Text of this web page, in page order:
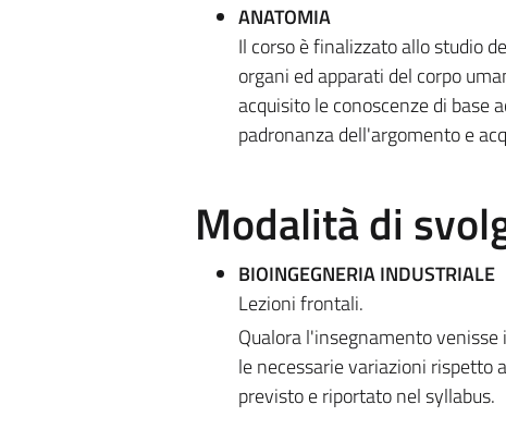
ANATOMIA
Il corso è finalizzato allo studio
organi ed apparati del corpo
acquisito le conoscenze di base
padronanza dell'argomento e
Modalità di
BIOINGEGNERIA INDUSTRIALE
Lezioni frontali.
Qualora l'insegnamento
le necessarie variazioni rispetto
previsto e riportato nel syllabus.